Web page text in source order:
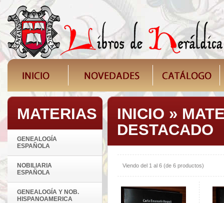
MATERIAS
GENEALOGÍA
ESPAÑOLA
NOBILIARIA
ESPAÑOLA
GENEALOGÍA Y NOB.
HISPANOAMERICA
INICIO »
DESTACADO
Viendo del 1 al 6 (de 6 productos)